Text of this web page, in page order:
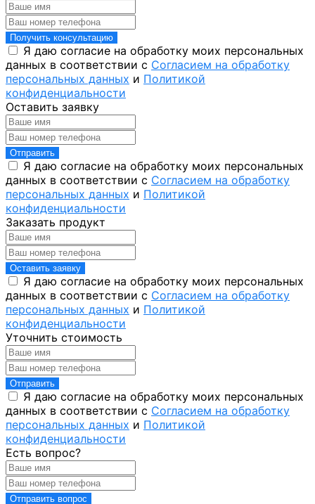
Получить консультацию
Я даю согласие на обработку моих персональных
данных в соответствии с Согласием на обработку
персональных данных и Политикой
конфиденциальности
Оставить заявку
Отправить
Я даю согласие на обработку моих персональных
данных в соответствии с Согласием на обработку
персональных данных и Политикой
конфиденциальности
Заказать продукт
Оставить заявку
Я даю согласие на обработку моих персональных
данных в соответствии с Согласием на обработку
персональных данных и Политикой
конфиденциальности
Уточнить стоимость
Отправить
Я даю согласие на обработку моих персональных
данных в соответствии с Согласием на обработку
персональных данных и Политикой
конфиденциальности
Есть вопрос?
Отправить вопрос